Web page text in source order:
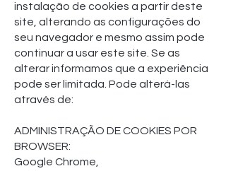
instalação de cookies a partir deste
site, alterando as configurações do
seu navegador e mesmo assim pode
continuar a usar este site. Se as
alterar informamos que a experiência
pode ser limitada. Pode alterá-las
através de:
ADMINISTRAÇÃO DE COOKIES POR
BROWSER:
Google Chrome,